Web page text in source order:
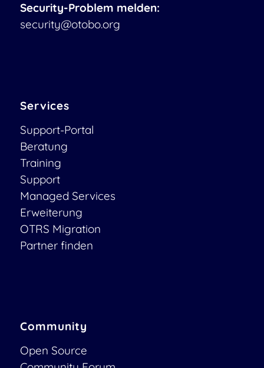
Security-Problem melden:
security@otobo.org
Services
Support-Portal
Beratung
Training
Support
Managed Services
Erweiterung
OTRS Migration
Partner finden
Community
Open Source